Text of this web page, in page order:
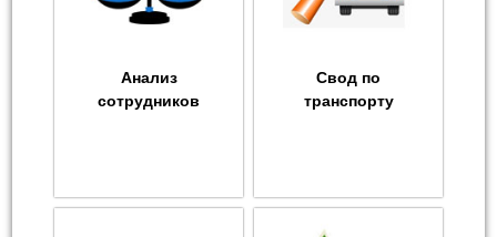
Анализ
сотрудников
Свод по
транспорту